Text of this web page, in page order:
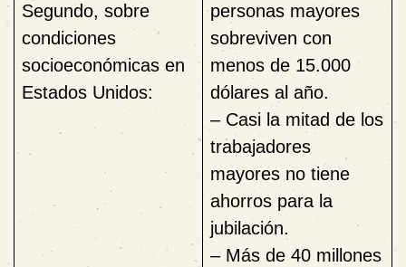
Segundo, sobre
condiciones
socioeconómicas en
Estados Unidos:
personas mayores
sobreviven con
menos de 15.000
dólares al año.
– Casi la mitad de los
trabajadores
mayores no tiene
ahorros para la
jubilación.
– Más de 40 millones